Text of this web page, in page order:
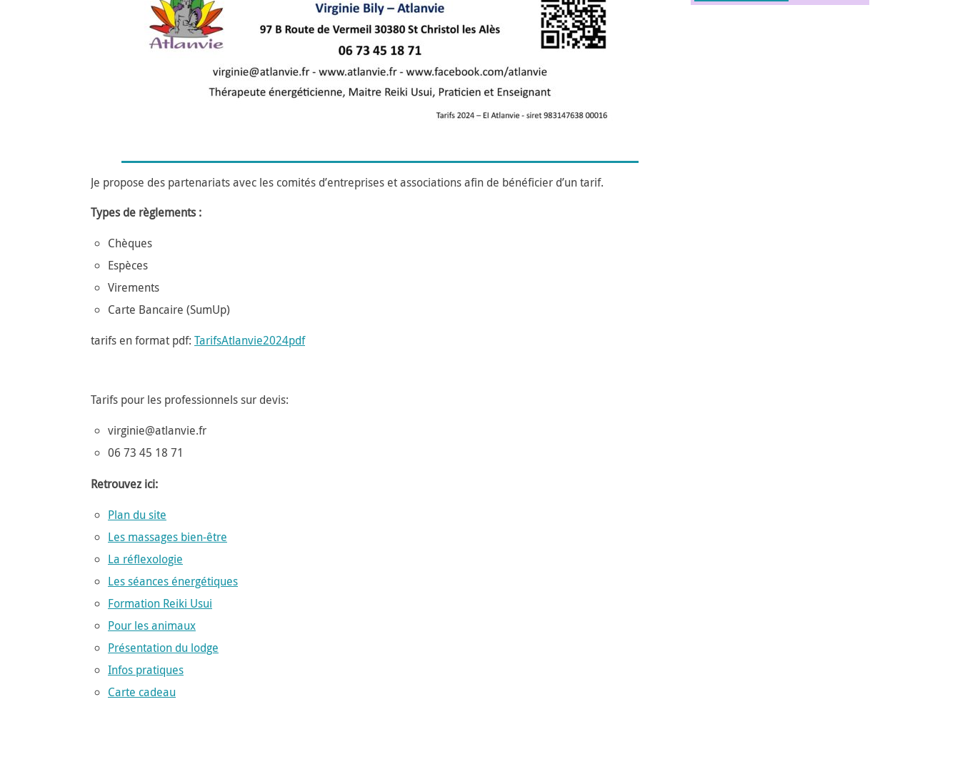
Je propose des partenariats avec les comités d’entreprises et associations afin de bénéficier d’un tarif.
Types de règlements :
Chèques
Espèces
Virements
Carte Bancaire (SumUp)
tarifs en format pdf: TarifsAtlanvie2024pdf
Tarifs pour les professionnels sur devis:
virginie@atlanvie.fr
06 73 45 18 71
Retrouvez ici:
Plan du site
Les massages bien-être
La réflexologie
Les séances énergétiques
Formation Reiki Usui
Pour les animaux
Présentation du lodge
Infos pratiques
Carte cadeau